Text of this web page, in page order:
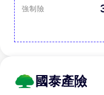
強制險
國泰產險